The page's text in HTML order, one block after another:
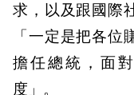
求，以及跟國際
「一定是把各
擔任總統，面
度」。